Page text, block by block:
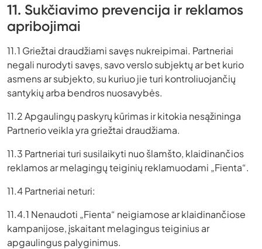
11. Sukčiavimo prevencija ir reklamos
apribojimai
11.1 Griežtai draudžiami savęs nukreipimai. Partneriai
negali nurodyti savęs, savo verslo subjektų ar bet kurio
asmens ar subjekto, su kuriuo jie turi kontroliuojančių
santykių arba bendros nuosavybės.
11.2 Apgaulingų paskyrų kūrimas ir kitokia nesąžininga
Partnerio veikla yra griežtai draudžiama.
11.3 Partneriai turi susilaikyti nuo šlamšto, klaidinančios
reklamos ar melagingų teiginių reklamuodami „Fienta“.
11.4 Partneriai neturi:
11.4.1 Nenaudoti „Fienta“ neigiamose ar klaidinančiose
kampanijose, įskaitant melagingus teiginius ar
apgaulingus palyginimus.